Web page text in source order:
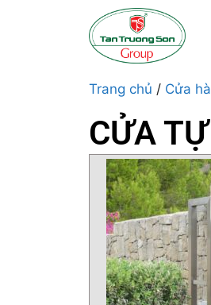
Trang chủ / Cửa
CỬA